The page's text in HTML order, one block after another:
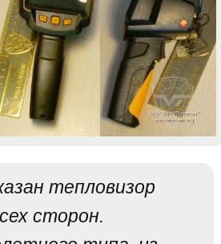
тепловизор
сторон.